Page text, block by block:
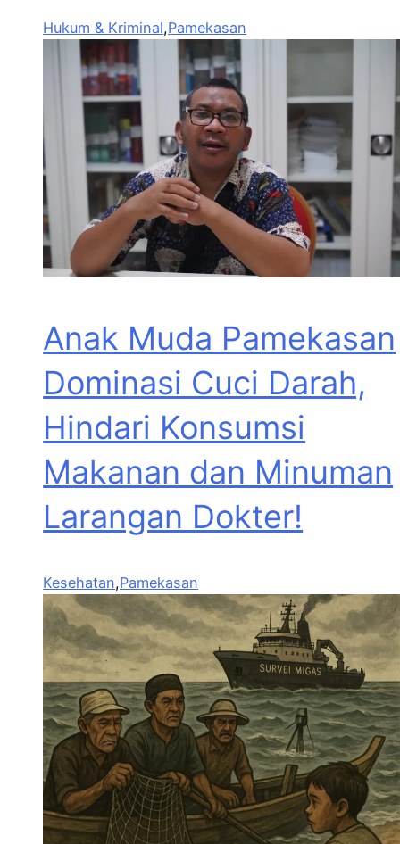
Hukum & Kriminal,Pamekasan
Anak Muda Pamekasan
Dominasi Cuci Darah,
Hindari Konsumsi
Makanan dan Minuman
Larangan Dokter!
Kesehatan,Pamekasan